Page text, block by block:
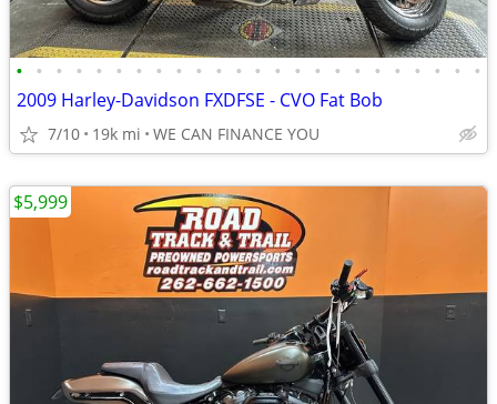
• • • • • • • • • • • • • • • • • • • • • • • •
2009 Harley-Davidson FXDFSE - CVO Fat Bob
7/10 19k mi WE CAN FINANCE YOU
$5,999